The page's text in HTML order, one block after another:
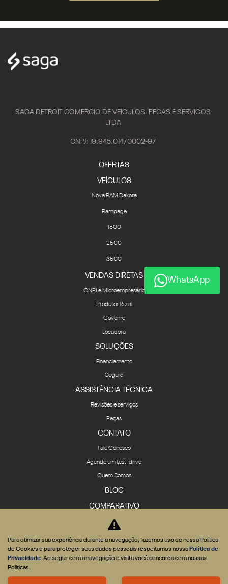
SAGA DETROIT COMERCIO DE VEICULOS, PECAS E SERVICOS
LTDA
CNPJ: 19.945.014/0002-97
OFERTAS
VEÍCULOS
Nova RAM Dakota
Rampage
1500
2500
3500
VENDAS DIRETAS
CNPJ e Microempresário
Produtor Rural
Governo
Locadora
SOLUÇÕES
Financiamento
Seguro
ASSISTÊNCIA TÉCNICA
Revisões e serviços
Peças
CONTATO
Fale Conosco
Agende um test-drive
Quem Somos
BLOG
COMPARATIVO
Desenvolvido pela DEALERSPACE ® Direitos Reservados.
WhatsApp
Para otimizar sua experiência durante a navegação, fazemos uso de nossa Política
de Cookies e para proteger seus dados pessoais respeitamos nossa Política de
Privacidade. Ao seguir com a navegação e visita você concorda com nossas
Políticas.